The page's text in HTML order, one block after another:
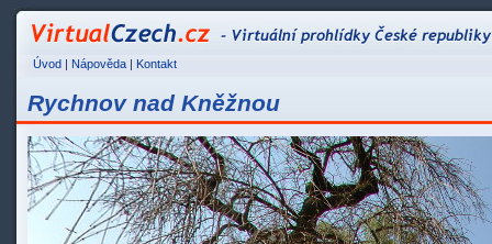
VirtualCzech.cz -
Úvod | Nápověda | Kontakt
Rychnov nad Kněžnou